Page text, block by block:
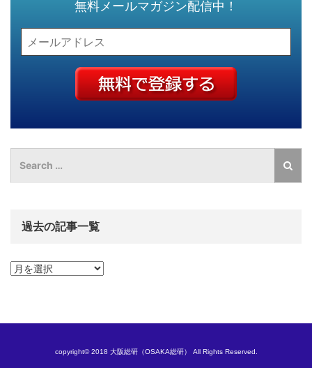
無料メールマガジン配信中！
過去の記事一覧
過
事
copyright© 2018 大阪総研（OSAKA総研） All Rights Reserved.